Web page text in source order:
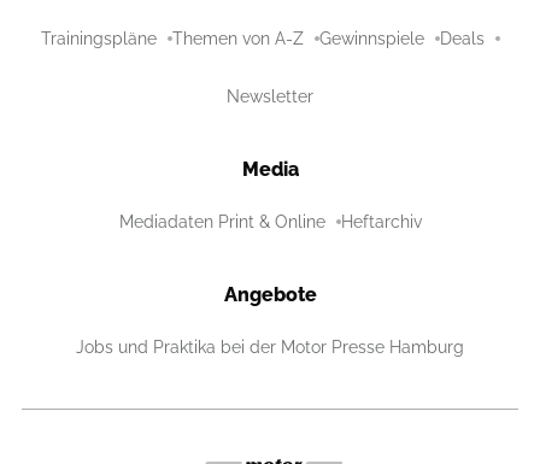
Trainingspläne Themen von A-Z Gewinnspiele Deals
Newsletter
Media
Mediadaten Print & Online Heftarchiv
Angebote
Jobs und Praktika bei der Motor Presse Hamburg